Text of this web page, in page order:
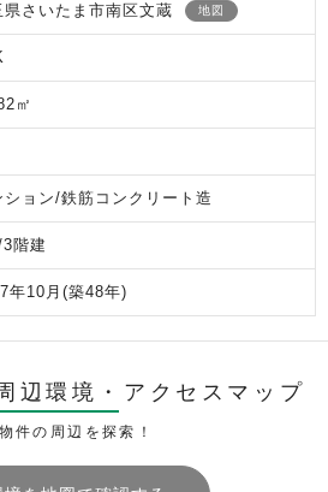
県さいたま市南区文蔵 地図
㎡
ション/鉄筋コンクリート造
階建
年10月 (築48年)
辺環境・ アクセスマップ
件の周辺を探索！